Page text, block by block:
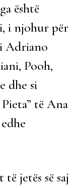
është
i njohur për
Adriano
Pooh,
dhe si
të Ana
jetës së saj